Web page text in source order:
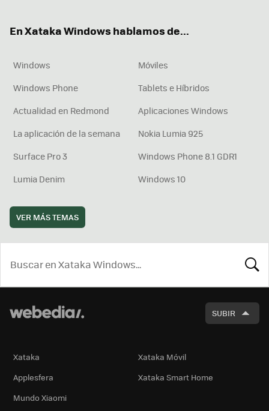
En Xataka Windows hablamos de...
Windows
Móviles
Windows Phone
Tablets e Híbridos
Actualidad en Redmond
Aplicaciones Windows
La aplicación de la semana
Nokia Lumia 925
Surface Pro 3
Windows Phone 8.1 GDR1
Lumia Denim
Windows 10
VER MÁS TEMAS
SUBIR
Xataka
Xataka Móvil
Applesfera
Xataka Smart Home
Mundo Xiaomi